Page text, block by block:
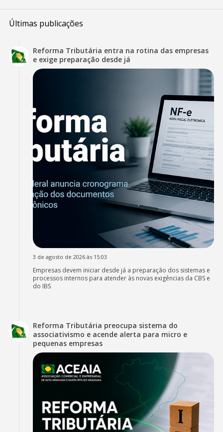
Últimas publicações
Reforma Tributária entra na rotina das empresas
e exige preparação desde já
3 de agosto de 2026 às 15:03
Empresas devem iniciar desde já a preparação dos sistemas e
processos internos para atender às novas exigências da CBS e
do IBS
Reforma Tributária preocupa sistema do
associativismo e acende alerta para micro e
pequenas empresas